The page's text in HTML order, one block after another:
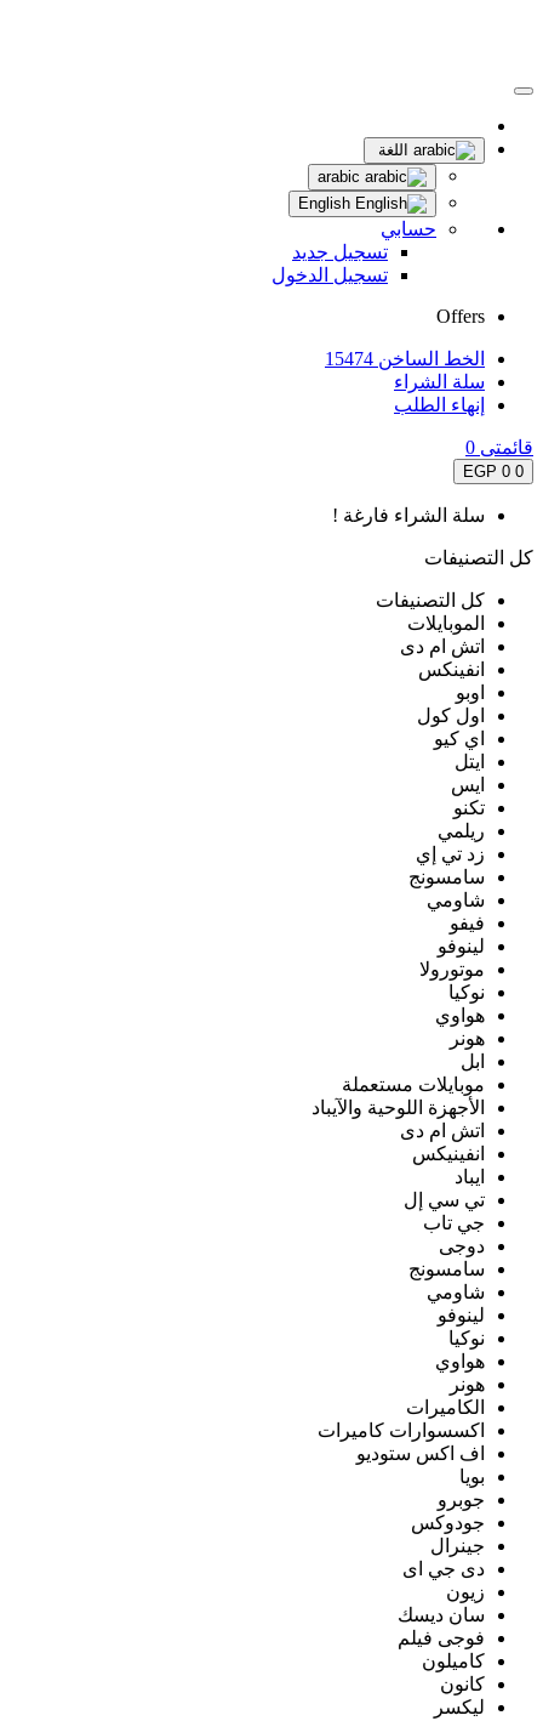
اللغة
حسابي
تسجيل جديد
تسجيل الدخول
Offers
الخط الساخن 15474
سلة الشراء
إنهاء الطلب
قائمتى 0
0
0 EGP
سلة الشراء فارغة !
كل التصنيفات
كل التصنيفات
الموبايلات
اتش ام دى
انفينكس
اوبو
اول كول
اي كيو
ايتل
ايس
تكنو
ريلمي
زد تي إي
سامسونج
شاومي
فيفو
لينوفو
موتورولا
نوكيا
هواوي
هونر
ابل
موبايلات مستعملة
الأجهزة اللوحية والآيباد
اتش ام دى
انفينيكس
ايباد
تي سي إل
جي تاب
دوجى
سامسونج
شاومي
لينوفو
نوكيا
هواوي
هونر
الكاميرات
اكسسوارات كاميرات
اف اكس ستوديو
بويا
جوبرو
جودوكس
جينرال
دى جي اى
زيون
سان ديسك
فوجى فيلم
كاميلون
كانون
ليكسر